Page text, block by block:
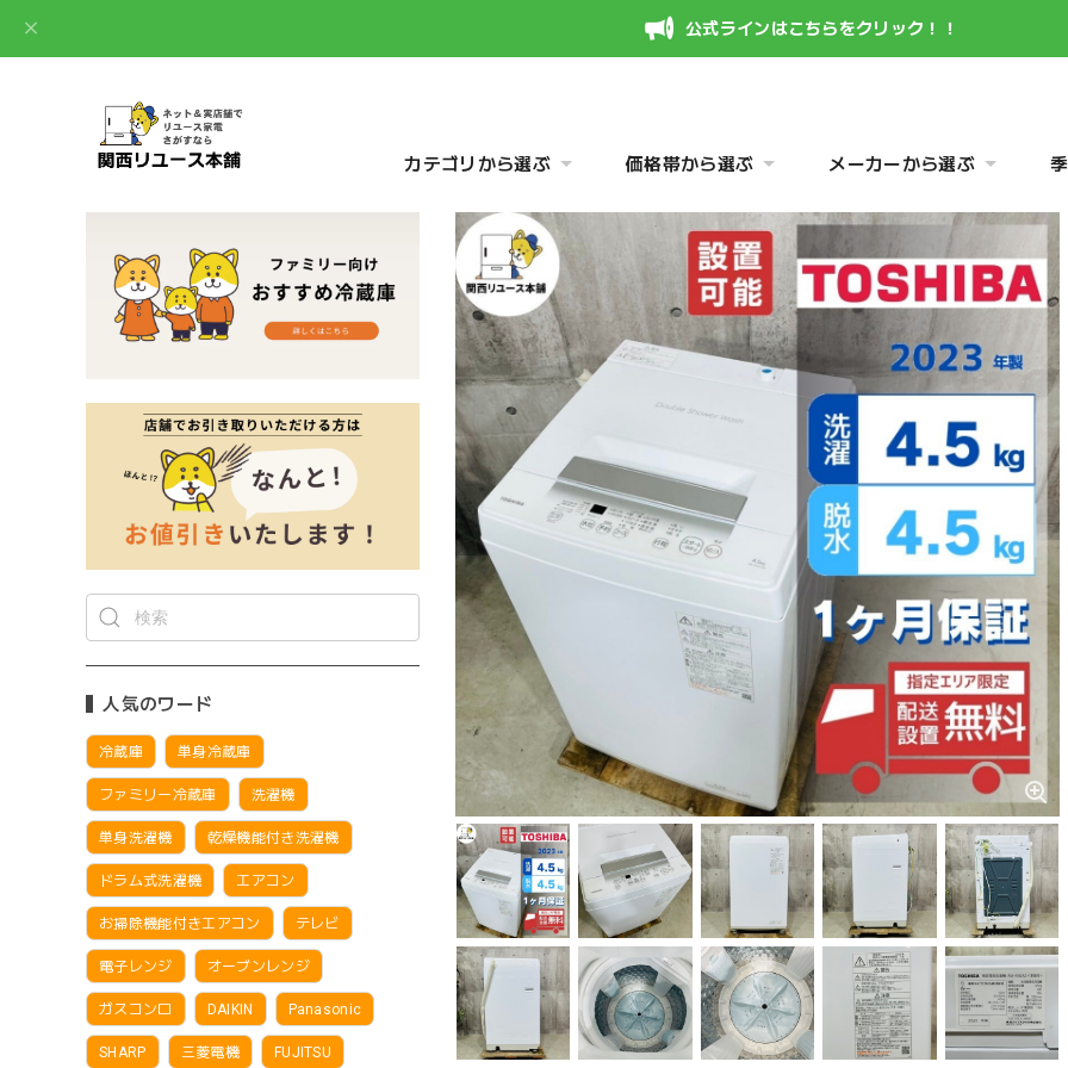
公式ラインはこちらをクリック！！
カテゴリから選ぶ 価格帯から選ぶ メーカーから選ぶ
人気のワード
冷蔵庫 単身冷蔵庫
ファミリー冷蔵庫 洗濯機
単身洗濯機 乾燥機能付き洗濯機
ドラム式洗濯機 エアコン
お掃除機能付きエアコン テレビ
電子レンジ オーブンレンジ
ガスコンロ DAIKIN Panasonic
SHARP 三菱電機 FUJITSU